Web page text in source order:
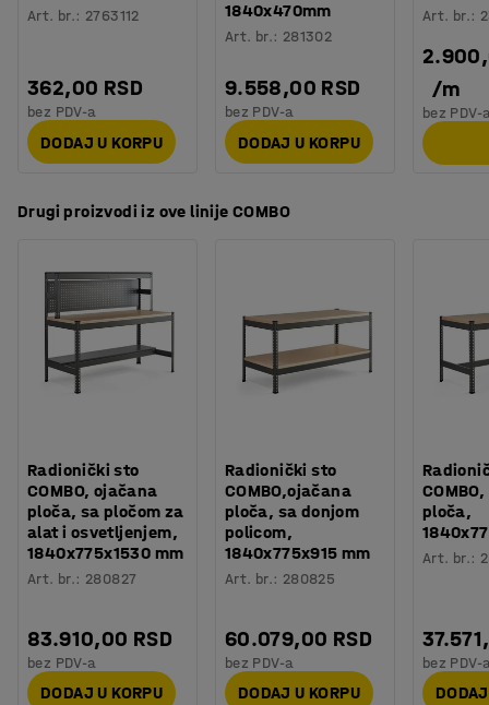
Art. br.: 2763112
362,00 RSD
bez PDV-a
DODAJ U KORPU
1840x470mm
Art. br.: 281302
9.558,00 RSD
bez PDV-a
DODAJ U KORPU
Art. br.:
/m
bez PDV-
Drugi proizvodi iz ove linije COMBO
Radionički sto
COMBO, ojačana
ploča, sa pločom za
alat i osvetljenjem,
1840x775x1530 mm
Art. br.: 280827
83.910,00 RSD
bez PDV-a
DODAJ U KORPU
Radionički sto
COMBO,ojačana
ploča, sa donjom
policom,
1840x775x915 mm
Art. br.: 280825
60.079,00 RSD
bez PDV-a
DODAJ U KORPU
ploča,
Art. br.:
bez PDV-